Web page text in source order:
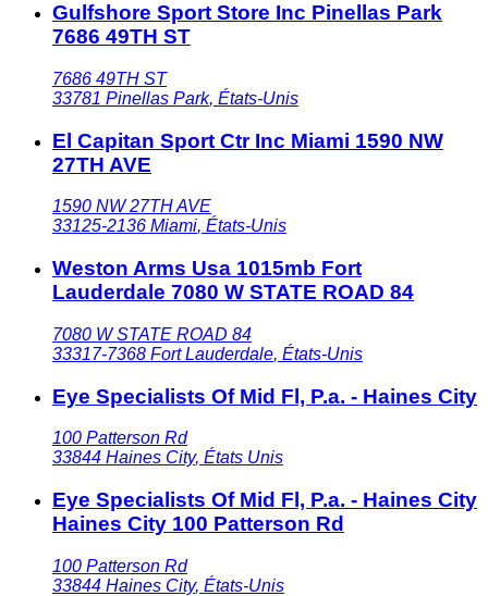
Gulfshore Sport Store Inc Pinellas Park
7686 49TH ST
7686 49TH ST
33781 Pinellas Park, États-Unis
El Capitan Sport Ctr Inc Miami 1590 NW
27TH AVE
1590 NW 27TH AVE
33125-2136 Miami, États-Unis
Weston Arms Usa 1015mb Fort
Lauderdale 7080 W STATE ROAD 84
7080 W STATE ROAD 84
33317-7368 Fort Lauderdale, États-Unis
Eye Specialists Of Mid Fl, P.a. - Haines City
100 Patterson Rd
33844 Haines City, États Unis
Eye Specialists Of Mid Fl, P.a. - Haines City
Haines City 100 Patterson Rd
100 Patterson Rd
33844 Haines City, États-Unis